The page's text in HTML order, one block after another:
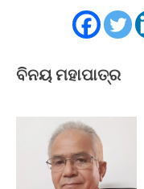
ବିନୟ ମହାପାତ୍ର